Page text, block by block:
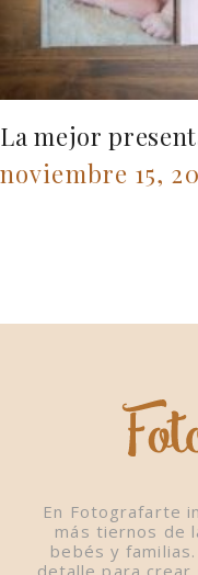
La mejor
noviembre 15,
En Fotografarte
más tiernos de
bebés y